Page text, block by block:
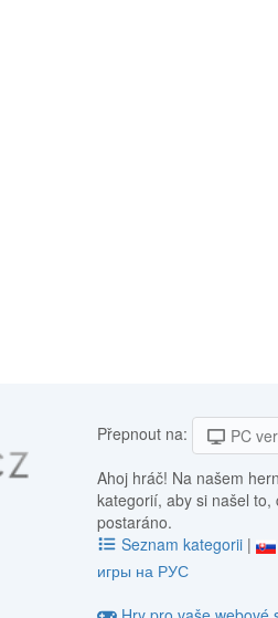
Přepnout na: PC
Ahoj hráč! Na našem
kategorií, aby si našel
postaráno.
Seznam kategorii |
игры на РУС